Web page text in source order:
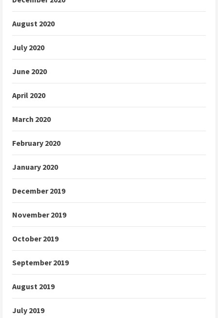
August 2020
July 2020
June 2020
April 2020
March 2020
February 2020
January 2020
December 2019
November 2019
October 2019
September 2019
August 2019
July 2019